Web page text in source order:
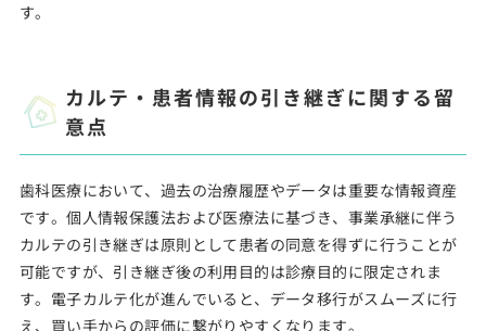
す。
カルテ・患者情報の引き継ぎに関する留
意点
歯科医療において、過去の治療履歴やデータは重要な情報資産
です。個人情報保護法および医療法に基づき、事業承継に伴う
カルテの引き継ぎは原則として患者の同意を得ずに行うことが
可能ですが、引き継ぎ後の利用目的は診療目的に限定されま
す。電子カルテ化が進んでいると、データ移行がスムーズに行
え、買い手からの評価に繋がりやすくなります。